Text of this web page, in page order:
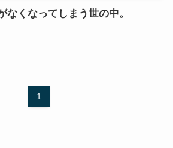
なくなってしまう世の中。
1